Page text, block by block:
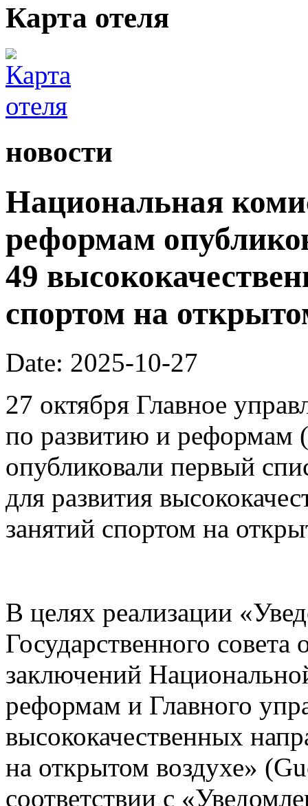
Карта отеля
новости
Национальная
реформам
49
спортом на
Date: 2025-10-27
27 октября Главное
по развитию и реформам
опубликовали первый
для развития
занятий спортом на
В целях реализации
Государственного
заключений
реформам и Главного
высококачественных
на открытом воздухе»
соответствии с